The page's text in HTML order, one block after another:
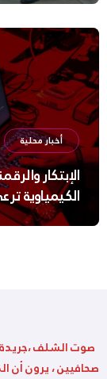
أخبار محلية
الإبتكار
الكيمياوية
صوت الشلف
صحافيين ، يرون أن